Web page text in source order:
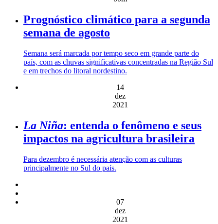
Prognóstico climático para a segunda
semana de agosto
Semana será marcada por tempo seco em grande parte do
país, com as chuvas significativas concentradas na Região Sul
e em trechos do litoral nordestino.
14
dez
2021
La Niña: entenda o fenômeno e seus
impactos na agricultura brasileira
Para dezembro é necessária atenção com as culturas
principalmente no Sul do país.
07
dez
2021